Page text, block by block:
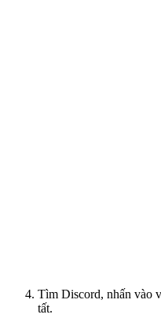
Tìm Discord, nhấn vào
tất.